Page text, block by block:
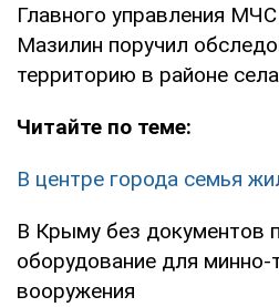
Главного управления
Мазилин поручил
территорию в районе
Читайте по теме:
В центре города семья
В Крыму без документов
оборудование для минно-
вооружения